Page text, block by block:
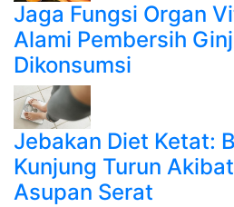
Jaga Fungsi Organ
Alami Pembersih
Dikonsumsi
Jebakan Diet Ketat:
Kunjung Turun
Asupan Serat